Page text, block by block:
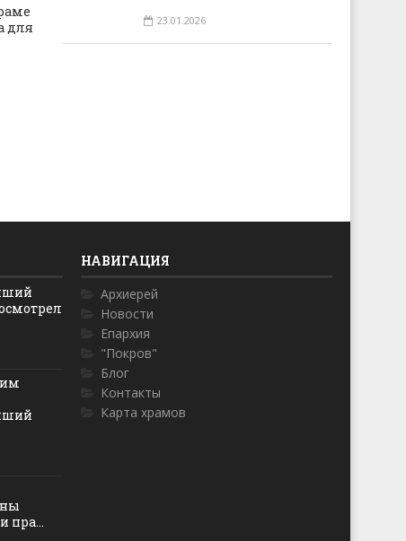
для
23.01.2026
пра...
НАВИГАЦИЯ
Архиерей
Новости
Епархия
"Покров"
Блог
Контакты
Карта храмов